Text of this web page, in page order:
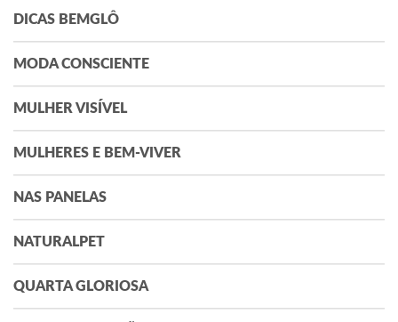
DICAS BEMGLÔ
MODA CONSCIENTE
MULHER VISÍVEL
MULHERES E BEM-VIVER
NAS PANELAS
NATURALPET
QUARTA GLORIOSA